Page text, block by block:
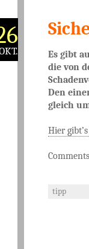
Es gibt
die von
Den
gleich
Hier
tipp